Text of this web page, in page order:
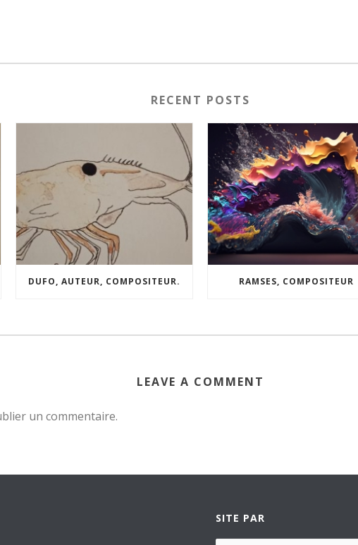
RECENT POSTS
DUFO, AUTEUR, COMPOSITEUR. RAMSES, COMPOSITEUR
LEAVE A COMMENT
un commentaire.
SITE PAR